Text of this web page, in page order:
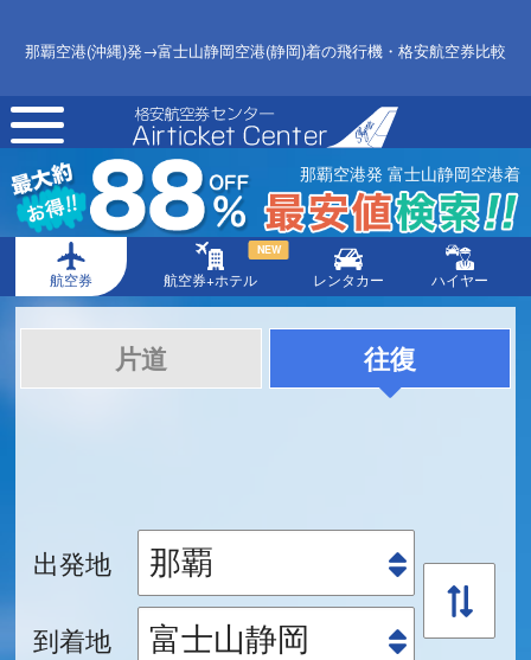
那覇空港(沖縄)発→富士山静岡空港(静岡)着の飛行機・格安航空券比較
toggle
navigation
那覇空港発 富士山静岡空港着
航空券 航空券+ホテル
NEW
レンタカー ハイヤー
片道 往復
出発地
到着地